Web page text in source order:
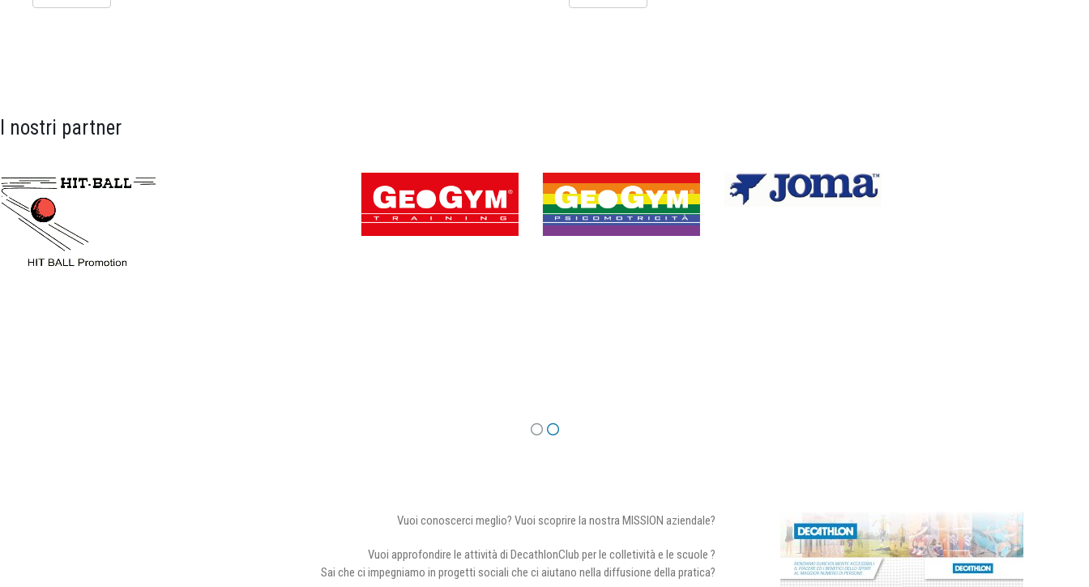
I nostri partner
Vuoi conoscerci meglio? Vuoi scoprire la nostra MISSION aziendale?
Vuoi approfondire le attività di DecathlonClub per le colletività e le scuole ?
Sai che ci impegniamo in progetti sociali che ci aiutano nella diffusione della pratica?